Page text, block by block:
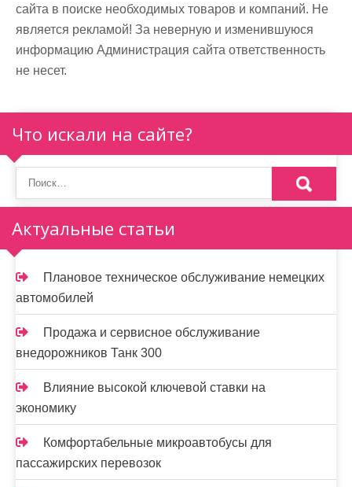
сайта в поиске необходимых товаров и компаний. Не
является рекламой! За неверную и изменившуюся
информацию Администрация сайта ответственность
не несет.
Что искали на сайте?
Актуальные статьи
Плановое техническое обслуживание немецких
автомобилей
Продажа и сервисное обслуживание
внедорожников Танк 300
Влияние высокой ключевой ставки на
экономику
Комфортабельные микроавтобусы для
пассажирских перевозок